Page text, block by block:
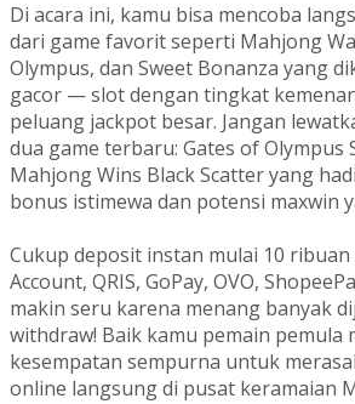
Di acara ini, kamu bisa mencoba
dari game favorit seperti Mahjong
Olympus, dan Sweet Bonanza yang
gacor — slot dengan tingkat
peluang jackpot besar. Jangan
dua game terbaru: Gates of Olympus
Mahjong Wins Black Scatter yang
bonus istimewa dan potensi maxwin
Cukup deposit instan mulai 10
Account, QRIS, GoPay, OVO,
makin seru karena menang banyak
withdraw! Baik kamu pemain pemula
kesempatan sempurna untuk
online langsung di pusat keramaian